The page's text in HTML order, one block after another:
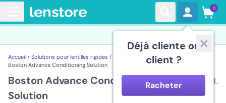
Déjà cliente ou
client ?
Racheter
0
Accueil › Solutions pour lentilles rigides / perméables au gaz ›
Boston Advance Conditioning Solution
Boston Advance Conditioning
Solution
120 mL